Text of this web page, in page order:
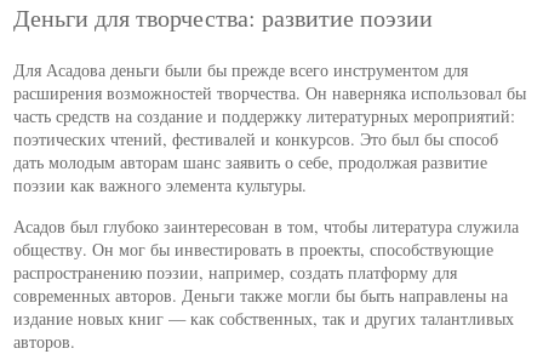
Деньги для творчества: развитие поэзии
Для Асадова деньги были бы прежде всего инструментом для
расширения возможностей творчества. Он наверняка использовал бы
часть средств на создание и поддержку литературных мероприятий:
поэтических чтений, фестивалей и конкурсов. Это был бы способ
дать молодым авторам шанс заявить о себе, продолжая развитие
поэзии как важного элемента культуры.
Асадов был глубоко заинтересован в том, чтобы литература служила
обществу. Он мог бы инвестировать в проекты, способствующие
распространению поэзии, например, создать платформу для
современных авторов. Деньги также могли бы быть направлены на
издание новых книг — как собственных, так и других талантливых
авторов.